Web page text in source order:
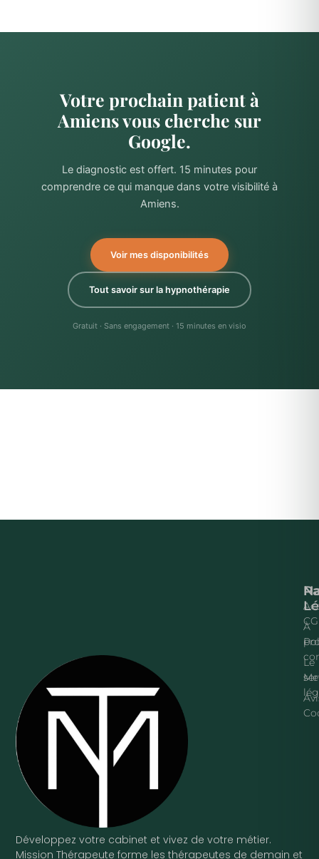
Votre prochain patient à
Amiens vous cherche sur
Google.
Le diagnostic est offert. 15 minutes pour
comprendre ce qui manque dans votre visibilité à
Amiens.
Voir mes disponibilités
Tout savoir sur la hypnothérapie
Gratuit · Sans engagement · 15 minutes en visio
Développez votre cabinet et vivez de votre métier.
Mission Thérapeute forme les thérapeutes de demain et
À
Le